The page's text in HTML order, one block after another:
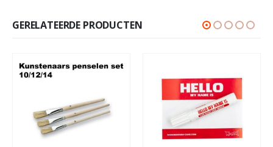
GERELATEERDE PRODUCTEN